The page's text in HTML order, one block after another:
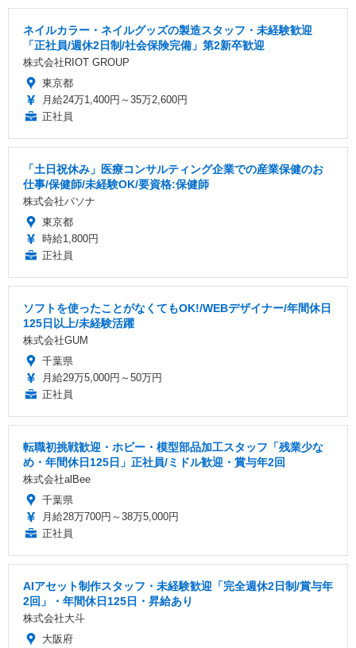
ネイルカラー・ネイルグッズの製造スタッフ・未経験歓迎
「正社員/週休2日制/社会保険完備」第2新卒歓迎
株式会社RIOT GROUP
東京都
月給24万1,400円～35万2,600円
正社員
「土日祝休み」医療コンサルティング企業での産業保健のお
仕事/保健師/未経験OK/要資格:保健師
株式会社パソナ
東京都
時給1,800円
正社員
ソフトを使ったことがなくてもOK!/WEBデザイナー/年間休日
125日以上/未経験活躍
株式会社GUM
千葉県
月給29万5,000円～50万円
正社員
転職初挑戦歓迎・ホビー・模型部品加工スタッフ「残業少な
め・年間休日125日」正社員/ミドル歓迎・賞与年2回
株式会社alBee
千葉県
月給28万700円～38万5,000円
正社員
AIアセット制作スタッフ・未経験歓迎「完全週休2日制/賞与年
2回」・年間休日125日・昇給あり
株式会社大斗
大阪府